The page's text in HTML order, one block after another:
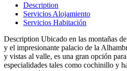
Description
Servicios Alojamiento
Servicios Habitación
Description Ubicado en las montañas
y el impresionante palacio de la
y vistas al valle, es una gran opción
especialidades tales como cochinillo y